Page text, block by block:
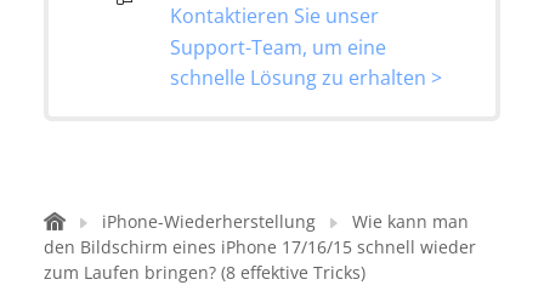
Kontaktieren Sie unser
Support-Team, um eine
schnelle Lösung zu erhalten >
iPhone-Wiederherstellung
Wie kann man
den Bildschirm eines iPhone 17/16/15 schnell wieder
zum Laufen bringen? (8 effektive Tricks)